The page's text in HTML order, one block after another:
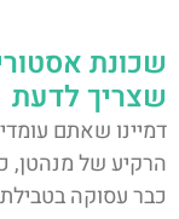
שצריך לדעת
דמיינו שאתם
הרקיע של מנהטן,
כבר עסוקה